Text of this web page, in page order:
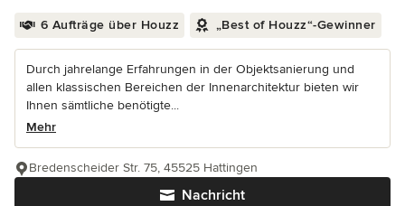
6 Aufträge über Houzz „Best of Houzz“-Gewinner
Durch jahrelange Erfahrungen in der Objektsanierung und
allen klassischen Bereichen der Innenarchitektur bieten wir
Ihnen sämtliche benötigte...
Mehr
Nachricht
Bredenscheider Str. 75, 45525 Hattingen